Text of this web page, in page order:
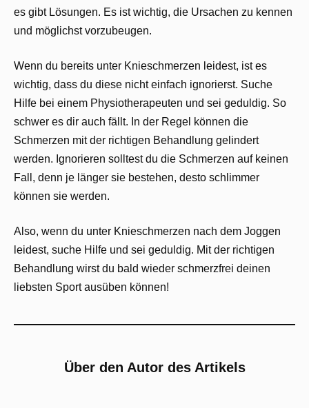
es gibt Lösungen. Es ist wichtig, die Ursachen zu kennen
und möglichst vorzubeugen.
Wenn du bereits unter Knieschmerzen leidest, ist es
wichtig, dass du diese nicht einfach ignorierst. Suche
Hilfe bei einem Physiotherapeuten und sei geduldig. So
schwer es dir auch fällt. In der Regel können die
Schmerzen mit der richtigen Behandlung gelindert
werden. Ignorieren solltest du die Schmerzen auf keinen
Fall, denn je länger sie bestehen, desto schlimmer
können sie werden.
Also, wenn du unter Knieschmerzen nach dem Joggen
leidest, suche Hilfe und sei geduldig. Mit der richtigen
Behandlung wirst du bald wieder schmerzfrei deinen
liebsten Sport ausüben können!
Über den Autor des Artikels